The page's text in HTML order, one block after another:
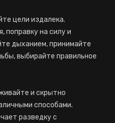
цели издалека.
поправку на силу и
дыханием, принимайте
выбирайте правильное
и скрытно
способами.
разведку с